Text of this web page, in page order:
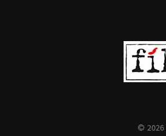
2026